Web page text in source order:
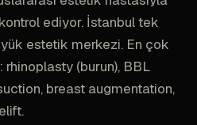
ediyor. İstanbul tek
estetik merkezi. En çok
(burun), BBL
breast augmentation,